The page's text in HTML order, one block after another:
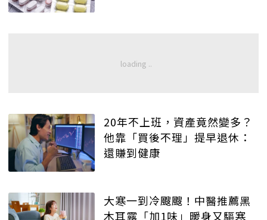
20年不上班，資產竟然變多？
他靠「買後不理」提早退休：
還賺到健康
大寒一到冷颼颼！中醫推薦黑
木耳露「加1味」暖身又驅寒